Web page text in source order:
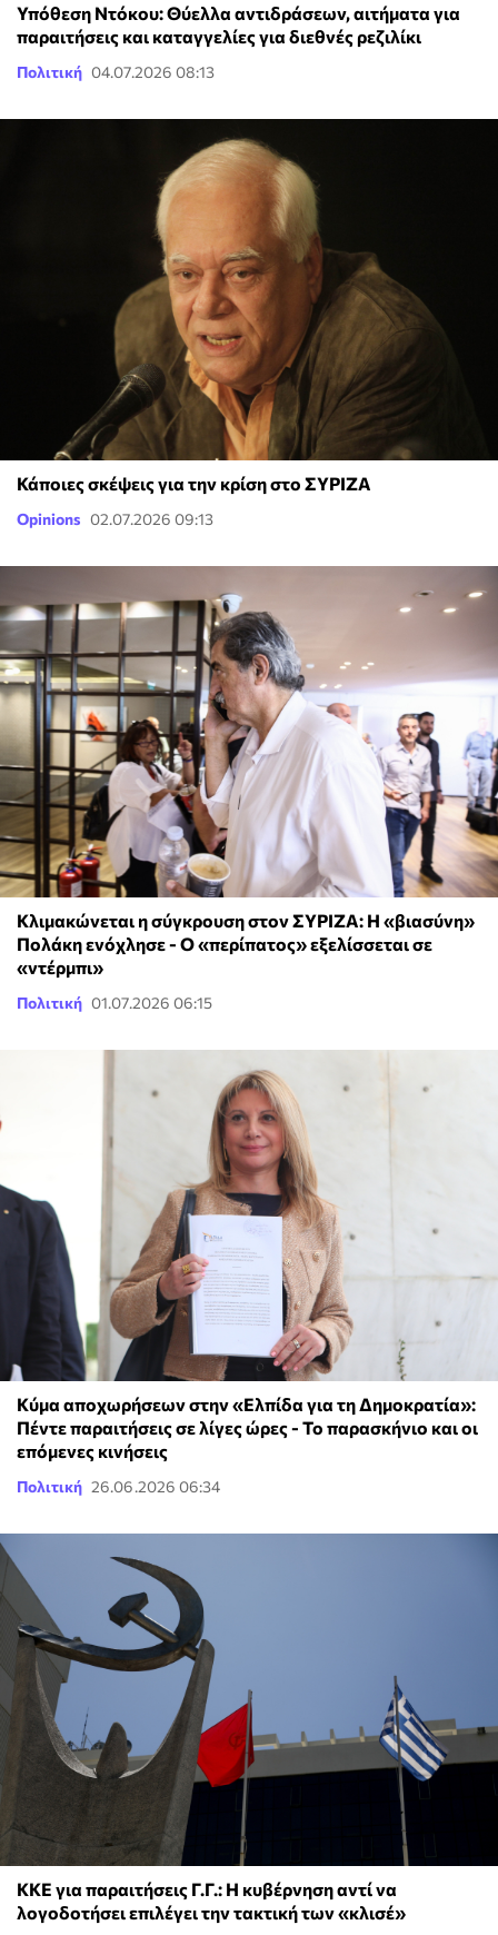
Υπόθεση Ντόκου: Θύελλα αντιδράσεων, αιτήματα για
παραιτήσεις και καταγγελίες για διεθνές ρεζιλίκι
Πολιτική 04.07.2026 08:13
Κάποιες σκέψεις για την κρίση στο ΣΥΡΙΖΑ
Opinions 02.07.2026 09:13
Κλιμακώνεται η σύγκρουση στον ΣΥΡΙΖΑ: Η «βιασύνη»
Πολάκη ενόχλησε - Ο «περίπατος» εξελίσσεται σε
«ντέρμπι»
Πολιτική 01.07.2026 06:15
Κύμα αποχωρήσεων στην «Ελπίδα για τη Δημοκρατία»:
Πέντε παραιτήσεις σε λίγες ώρες - Το παρασκήνιο και οι
επόμενες κινήσεις
Πολιτική 26.06.2026 06:34
ΚΚΕ για παραιτήσεις Γ.Γ.: Η κυβέρνηση αντί να
λογοδοτήσει επιλέγει την τακτική των «κλισέ»